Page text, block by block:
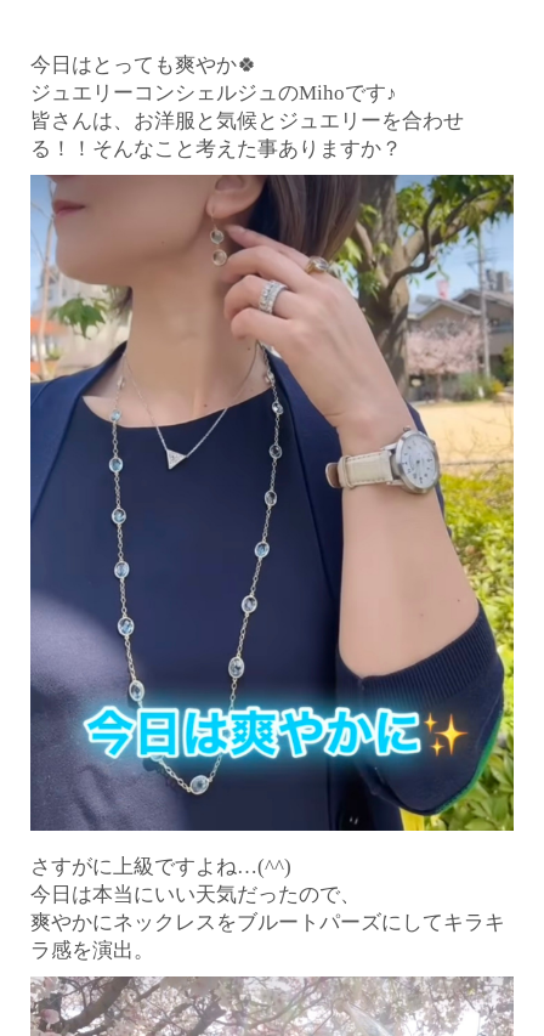
今日はとっても爽やか🍀
ジュエリーコンシェルジュのMihoです♪
皆さんは、お洋服と気候とジュエリーを合わせ
る！！ そんなこと考えた事ありますか？
さすがに上級ですよね…(^^)
今日は本当にいい天気だったので、
爽やかにネックレスをブルートパーズにしてキラキ
ラ感を演出。